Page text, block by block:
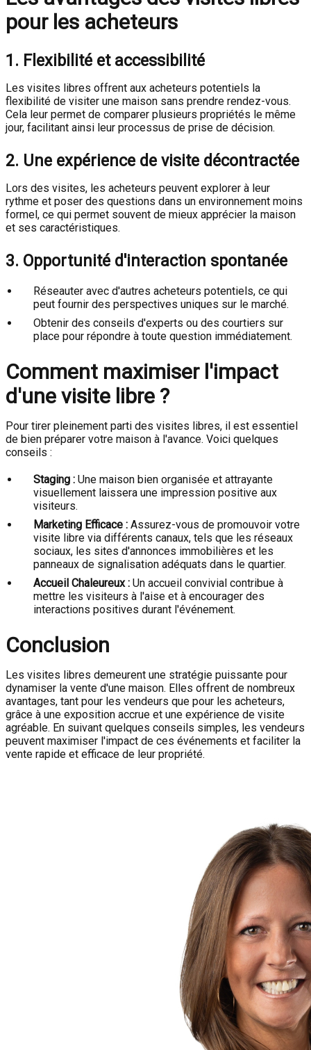
pour les acheteurs
1. Flexibilité et accessibilité
Les visites libres offrent aux acheteurs potentiels la
flexibilité de visiter une maison sans prendre rendez-vous.
Cela leur permet de comparer plusieurs propriétés le même
jour, facilitant ainsi leur processus de prise de décision.
2. Une expérience de visite décontractée
Lors des visites, les acheteurs peuvent explorer à leur
rythme et poser des questions dans un environnement moins
formel, ce qui permet souvent de mieux apprécier la maison
et ses caractéristiques.
3. Opportunité d'interaction spontanée
Réseauter avec d'autres acheteurs potentiels, ce qui
peut fournir des perspectives uniques sur le marché.
Obtenir des conseils d'experts ou des courtiers sur
place pour répondre à toute question immédiatement.
Comment maximiser l'impact
d'une visite libre ?
Pour tirer pleinement parti des visites libres, il est essentiel
de bien préparer votre maison à l'avance. Voici quelques
conseils :
Staging : Une maison bien organisée et attrayante
visuellement laissera une impression positive aux
visiteurs.
Marketing Efficace : Assurez-vous de promouvoir votre
visite libre via différents canaux, tels que les réseaux
sociaux, les sites d'annonces immobilières et les
panneaux de signalisation adéquats dans le quartier.
Accueil Chaleureux : Un accueil convivial contribue à
mettre les visiteurs à l'aise et à encourager des
interactions positives durant l'événement.
Conclusion
Les visites libres demeurent une stratégie puissante pour
dynamiser la vente d'une maison. Elles offrent de nombreux
avantages, tant pour les vendeurs que pour les acheteurs,
grâce à une exposition accrue et une expérience de visite
agréable. En suivant quelques conseils simples, les vendeurs
peuvent maximiser l'impact de ces événements et faciliter la
vente rapide et efficace de leur propriété.